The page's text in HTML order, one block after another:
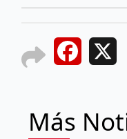
Facebook
Más